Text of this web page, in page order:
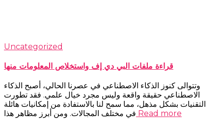
Uncategorized
قراءة ملفات البي دي إف واستخلاص المعلومات منها
وتتوالى كنوز الذكاء الاصطناعي في عصرنا الحالي، أصبح الذكاء
الاصطناعي حقيقة واقعة وليس مجرد خيال علمي. فقد تطورت
التقنيات بشكل مذهل، مما سمح لنا بالاستفادة من إمكانيات هائلة
في مختلف المجالات. ومن أبرز مظاهر هذا Read more